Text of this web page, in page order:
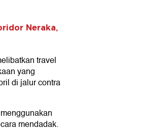
Neraka,
travel
yang
di jalur contra
mendadak.